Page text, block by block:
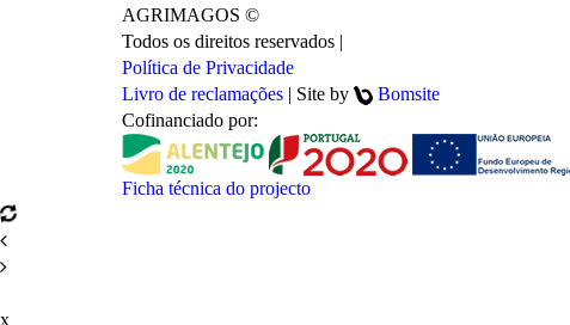
AGRIMAGOS ©
Todos os direitos reservados |
Política de Privacidade
Livro de reclamações | Site by
Bomsite
Cofinanciado por:
Ficha técnica do projecto
x